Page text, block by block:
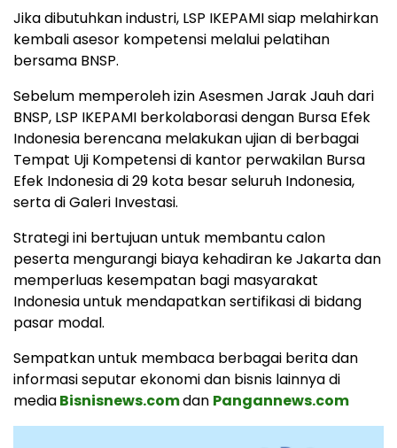
Jika dibutuhkan industri, LSP IKEPAMI siap melahirkan
kembali asesor kompetensi melalui pelatihan
bersama BNSP.
Sebelum memperoleh izin Asesmen Jarak Jauh dari
BNSP, LSP IKEPAMI berkolaborasi dengan Bursa Efek
Indonesia berencana melakukan ujian di berbagai
Tempat Uji Kompetensi di kantor perwakilan Bursa
Efek Indonesia di 29 kota besar seluruh Indonesia,
serta di Galeri Investasi.
Strategi ini bertujuan untuk membantu calon
peserta mengurangi biaya kehadiran ke Jakarta dan
memperluas kesempatan bagi masyarakat
Indonesia untuk mendapatkan sertifikasi di bidang
pasar modal.
Sempatkan untuk membaca berbagai berita dan
informasi seputar ekonomi dan bisnis lainnya di
mediaBisnisnews.comdan Pangannews.com